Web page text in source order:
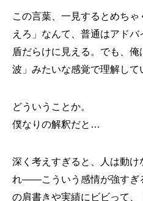
この言葉、一見するとめち
えろ」なんて、普通はアド
盾だらけに見える。でも、
波」みたいな感覚で理解して
どういうことか。
僕なりの解釈だと…
深く考えすぎると、人は動
れ——こういう感情が強すぎ
の肩書きや実績にビビって